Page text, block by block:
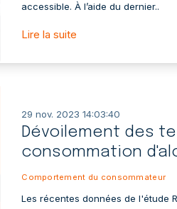
accessible. À l’aide du dernier..
Lire la suite
29 nov. 2023 14:03:40
Dévoilement des
consommation
Comportement du consommateur
Les récentes données de l'étude